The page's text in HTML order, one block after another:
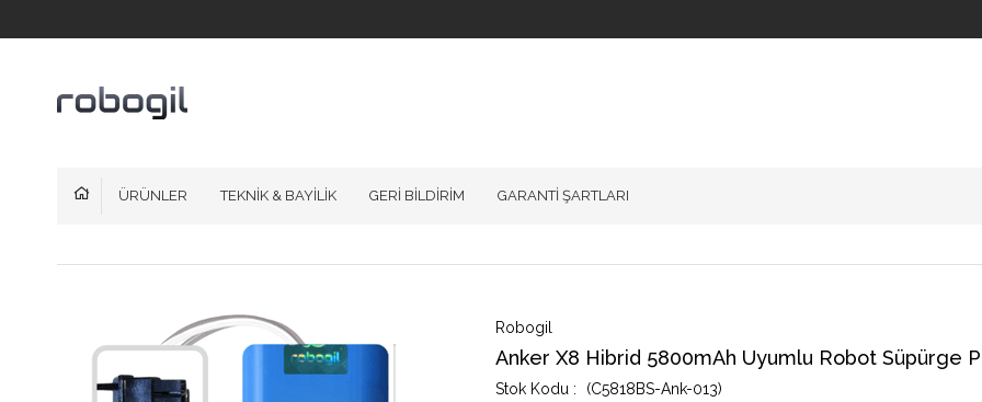
ÜRÜNLER TEKNİK & BAYİLİK GERİ BİLDİRİM GARANTİ ŞARTLARI
Robogil
Anker X8 Hibrid 5800mAh Uyumlu Robot Süpürge
(C5818BS-Ank-013)